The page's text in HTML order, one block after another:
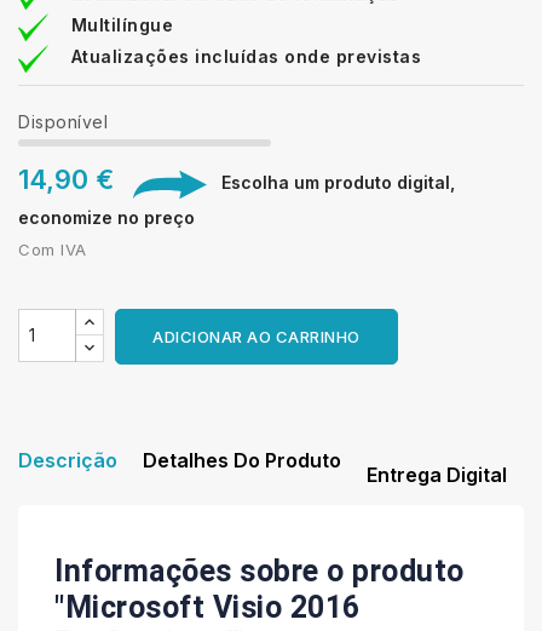
Multilíngue
Atualizações incluídas onde previstas
Disponível
14,90 €
Escolha um produto digital,
economize no preço
Com IVA
ADICIONAR AO CARRINHO
Descrição Detalhes Do Produto
Entrega Digital
Informações sobre o produto
"Microsoft Visio 2016